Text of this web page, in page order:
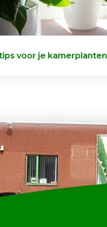
voor je kamerplanten